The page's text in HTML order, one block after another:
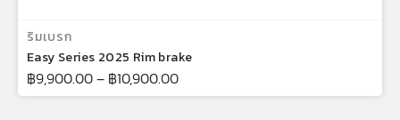
ริมเบรก
Easy Series 2025 Rim brake
฿9,900.00– ฿10,900.00